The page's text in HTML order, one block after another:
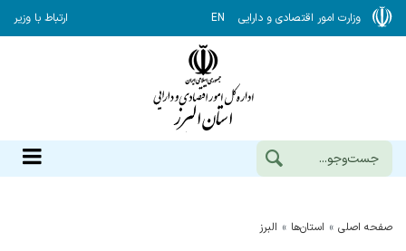
وزارت امور اقتصادی و دارایی EN ارتباط با وزیر
صفحه اصلی استان‌ها البرز